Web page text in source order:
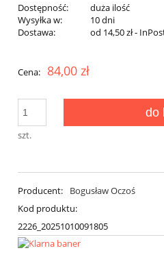
Dostępność:
duża ilość
Wysyłka w:
10 dni
Dostawa:
od 14,50 zł-
Cena nie zawiera ewentualnych
Cena: 84,00 zł
szt.
do
Producent:
Bogusław Oczoś
Kod produktu:
2226_20251010091805